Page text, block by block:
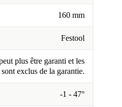
160 mm
Festool
plus être garanti et les
exclus de la garantie.
-1 - 47°